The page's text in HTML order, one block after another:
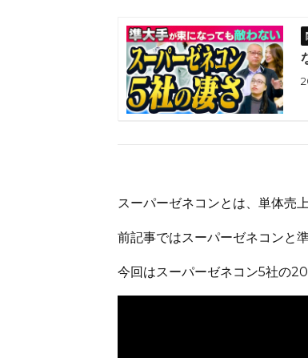
スーパーゼネコンとは、単体売
前記事ではスーパーゼネコンと
今回はスーパーゼネコン5社の